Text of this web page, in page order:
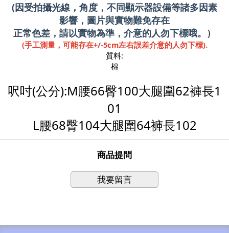
(因受拍攝光線，角度，不同顯示器設備等諸多因素
影響，圖片與實物難免存在
正常色差，請以實物為準，介意的人勿下標哦。）
(手工測量，可能存在+/-5cm左右誤差介意的人勿下標).
質料:
棉
呎吋(公分):M腰66臀100大腿圍62褲長1
01
L腰68臀104大腿圍64褲長102
商品提問
我要留言